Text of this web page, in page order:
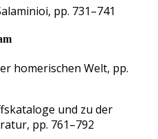
pp. 731–741
homerischen Welt, pp.
und zu der
pp. 761–792